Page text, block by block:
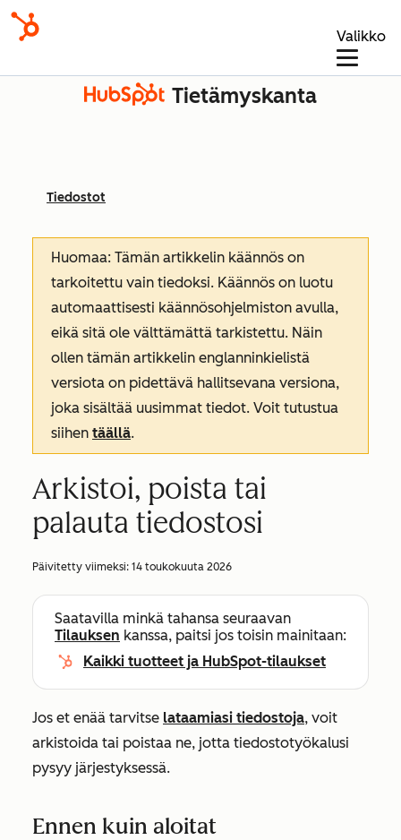
Valikko
Tietämyskanta
Tiedostot
Huomaa: Tämän artikkelin käännös on
tarkoitettu vain tiedoksi. Käännös on luotu
automaattisesti käännösohjelmiston avulla,
eikä sitä ole välttämättä tarkistettu. Näin
ollen tämän artikkelin englanninkielistä
versiota on pidettävä hallitsevana versiona,
joka sisältää uusimmat tiedot. Voit tutustua
siihen täällä.
Arkistoi, poista tai
palauta tiedostosi
Päivitetty viimeksi: 14 toukokuuta 2026
Saatavilla minkä tahansa seuraavan
Tilauksen kanssa, paitsi jos toisin mainitaan:
Kaikki tuotteet ja HubSpot-tilaukset
Jos et enää tarvitse lataamiasi tiedostoja, voit
arkistoida tai poistaa ne, jotta tiedostotyökalusi
pysyy järjestyksessä.
Ennen kuin aloitat